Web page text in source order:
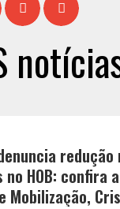
redução
HOB: confira
Mobilização,